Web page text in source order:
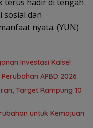
sosial dan
nyata. (YUN)
Investasi Kalsel
APBD 2026
Target Rampung 10
untuk Kemajuan